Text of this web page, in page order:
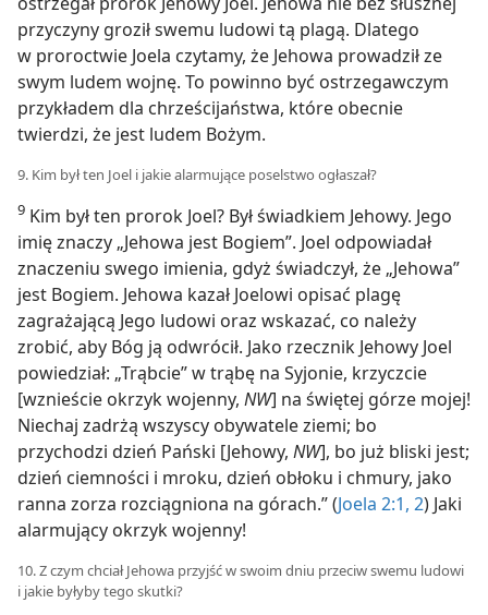
przyczyny groził swemu ludowi tą plagą. Dlatego
w proroctwie Joela czytamy, że Jehowa prowadził ze
swym ludem wojnę. To powinno być ostrzegawczym
przykładem dla chrześcijaństwa, które obecnie
twierdzi, że jest ludem Bożym.
9. Kim był ten Joel i jakie alarmujące poselstwo ogłaszał?
9 Kim był ten prorok Joel? Był świadkiem Jehowy. Jego
imię znaczy „Jehowa jest Bogiem”. Joel odpowiadał
znaczeniu swego imienia, gdyż świadczył, że „Jehowa”
jest Bogiem. Jehowa kazał Joelowi opisać plagę
zagrażającą Jego ludowi oraz wskazać, co należy
zrobić, aby Bóg ją odwrócił. Jako rzecznik Jehowy Joel
powiedział: „Trąbcie” w trąbę na Syjonie, krzyczcie
[wznieście okrzyk wojenny, NW] na świętej górze mojej!
Niechaj zadrżą wszyscy obywatele ziemi; bo
przychodzi dzień Pański [Jehowy, NW], bo już bliski jest;
dzień ciemności i mroku, dzień obłoku i chmury, jako
ranna zorza rozciągniona na górach.” (Joela 2:1, 2) Jaki
alarmujący okrzyk wojenny!
10. Z czym chciał Jehowa przyjść w swoim dniu przeciw swemu ludowi
i jakie byłyby tego skutki?